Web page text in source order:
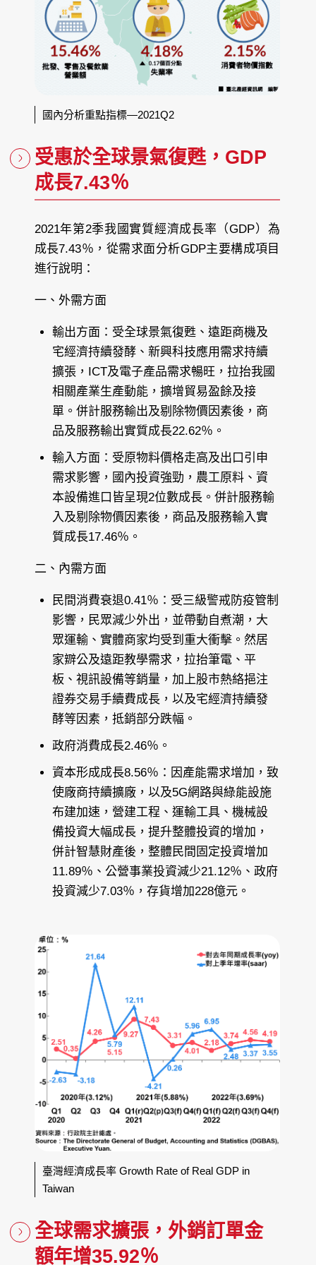
國內分析重點指標—2021Q2
受惠於全球景氣復甦，GDP
成長7.43％
2021年第2季我國實質經濟成長率（GDP）為
成長7.43％，從需求面分析GDP主要構成項目
進行說明：
一、外需方面
輸出方面：受全球景氣復甦、遠距商機及
宅經濟持續發酵、新興科技應用需求持續
擴張，ICT及電子產品需求暢旺，拉抬我國
相關產業生產動能，擴增貿易盈餘及接
單。併計服務輸出及剔除物價因素後，商
品及服務輸出實質成長22.62％。
輸入方面：受原物料價格走高及出口引申
需求影響，國內投資強勁，農工原料、資
本設備進口皆呈現2位數成長。併計服務輸
入及剔除物價因素後，商品及服務輸入實
質成長17.46％。
二、內需方面
民間消費衰退0.41％：受三級警戒防疫管制
影響，民眾減少外出，並帶動自煮潮，大
眾運輸、實體商家均受到重大衝擊。然居
家辧公及遠距教學需求，拉抬筆電、平
板、視訊設備等銷量，加上股市熱絡挹注
證券交易手續費成長，以及宅經濟持續發
酵等因素，抵銷部分跌幅。
政府消費成長2.46％。
資本形成成長8.56％：因產能需求增加，致
使廠商持續擴廠，以及5G網路與綠能設施
布建加速，營建工程、運輸工具、機械設
備投資大幅成長，提升整體投資的增加，
併計智慧財產後，整體民間固定投資增加
11.89％、公營事業投資減少21.12％、政府
投資減少7.03％，存貨增加228億元。
臺灣經濟成長率 Growth Rate of Real GDP in
Taiwan
全球需求擴張，外銷訂單金
額年增35.92％